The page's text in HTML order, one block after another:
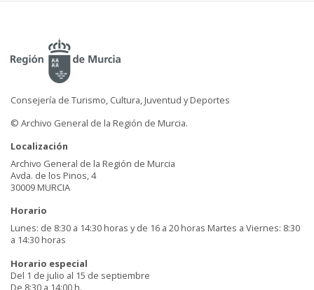
Consejería de Turismo, Cultura, Juventud y Deportes
© Archivo General de la Región de Murcia.
Localización
Archivo General de la Región de Murcia
Avda. de los Pinos, 4
30009 MURCIA
Horario
Lunes: de 8:30 a 14:30 horas y de 16 a 20 horas Martes a Viernes: 8:30
a 14:30 horas
Horario especial
Del 1 de julio al 15 de septiembre
De 8:30 a 14:00 h.